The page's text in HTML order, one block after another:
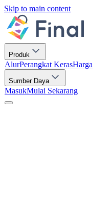
Skip to main content
Produk
AlurPerangkat KerasHarga
Sumber Daya
MasukMulai Sekarang